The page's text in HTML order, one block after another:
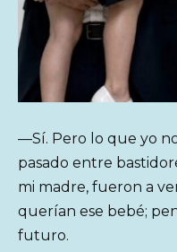
—Sí. Pero lo que yo
pasado entre
mi madre, fueron a
querían ese bebé;
futuro.